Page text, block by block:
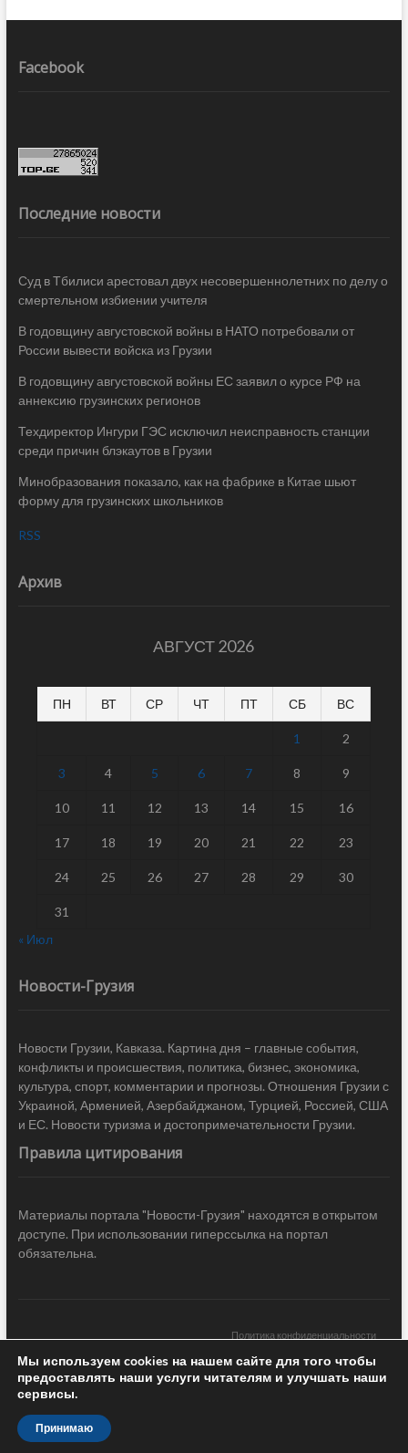
Facebook
Последние новости
Суд в Тбилиси арестовал двух несовершеннолетних по делу о
смертельном избиении учителя
В годовщину августовской войны в НАТО потребовали от
России вывести войска из Грузии
В годовщину августовской войны ЕС заявил о курсе РФ на
аннексию грузинских регионов
Техдиректор Ингури ГЭС исключил неисправность станции
среди причин блэкаутов в Грузии
Минобразования показало, как на фабрике в Китае шьют
форму для грузинских школьников
RSS
Архив
АВГУСТ 2026
ПН ВТ СР ЧТ ПТ СБ ВС
1 2
3 4 5 6 7 8 9
10 11 12 13 14 15 16
17 18 19 20 21 22 23
24 25 26 27 28 29 30
31
« Июл
Новости-Грузия
Новости Грузии, Кавказа. Картина дня – главные события,
конфликты и происшествия, политика, бизнес, экономика,
культура, спорт, комментарии и прогнозы. Отношения Грузии с
Украиной, Арменией, Азербайджаном, Турцией, Россией, США
и ЕС. Новости туризма и достопримечательности Грузии.
Правила цитирования
Материалы портала "Новости-Грузия" находятся в открытом
доступе. При использовании гиперссылка на портал
обязательна.
Политика конфиденциальности
Новости Грузии| Black Sea Press LTD © 2020 All Rights Reserved /
Design & development —
Мы используем cookies на нашем сайте для того чтобы
предоставлять наши услуги читателям и улучшать наши
сервисы.
Принимаю